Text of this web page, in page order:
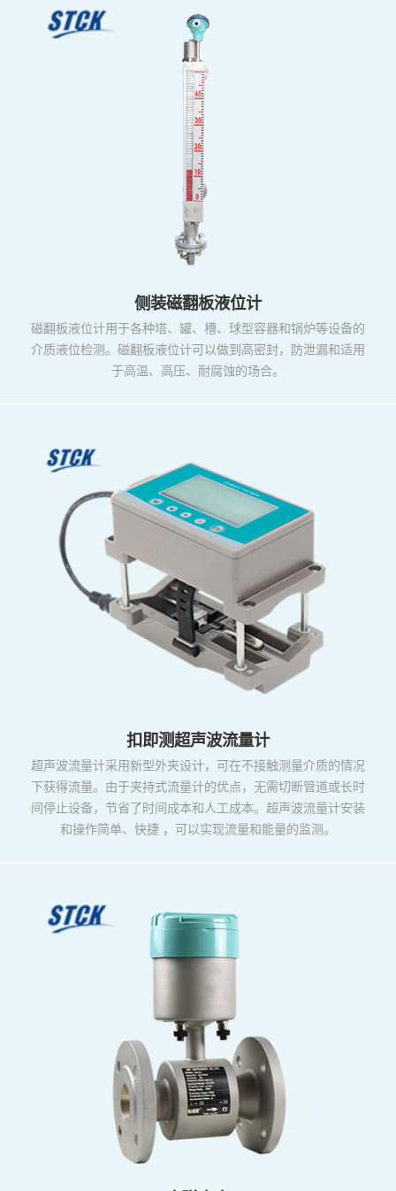
侧装磁翻板液位计
磁翻板液位计用于各种塔、罐、槽、球型容器和锅炉等设备的
介质液位检测。磁翻板液位计可以做到高密封，防泄漏和适用
于高温、高压、耐腐蚀的场合。
扣即测超声波流量计
超声波流量计采用新型外夹设计，可在不接触测量介质的情况
下获得流量。由于夹持式流量计的优点，无需切断管道或长时
间停止设备，节省了时间成本和人工成本。超声波流量计安装
和操作简单、快捷 ，可以实现流量和能量的监测。